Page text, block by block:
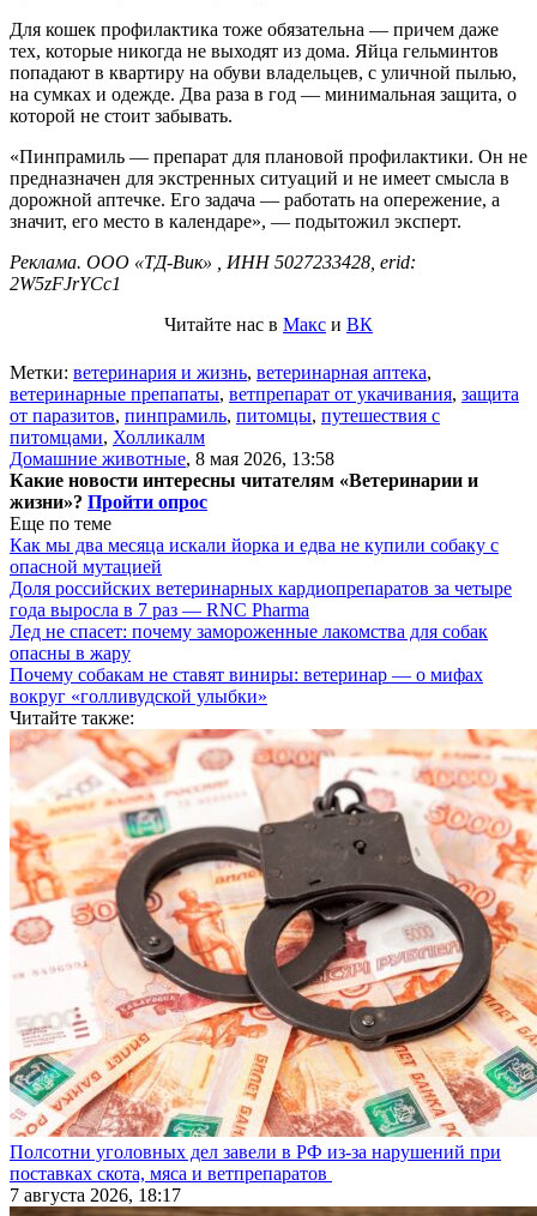
Для кошек профилактика тоже обязательна — причем даже
тех, которые никогда не выходят из дома. Яйца гельминтов
попадают в квартиру на обуви владельцев, с уличной пылью,
на сумках и одежде. Два раза в год — минимальная защита, о
которой не стоит забывать.
«Пинпрамиль — препарат для плановой профилактики. Он не
предназначен для экстренных ситуаций и не имеет смысла в
дорожной аптечке. Его задача — работать на опережение, а
значит, его место в календаре», — подытожил эксперт.
Реклама. ООО «ТД-Вик» , ИНН 5027233428, erid:
2W5zFJrYCc1
Читайте нас в Макс и ВК
Метки: ветеринария и жизнь, ветеринарная аптека,
ветеринарные препапаты, ветпрепарат от укачивания, защита
от паразитов, пинпрамиль, питомцы, путешествия с
питомцами, Холликалм
Домашние животные, 8 мая 2026, 13:58
Какие новости интересны читателям «Ветеринарии и
жизни»? Пройти опрос
Еще по теме
Как мы два месяца искали йорка и едва не купили собаку с
опасной мутацией
Доля российских ветеринарных кардиопрепаратов за четыре
года выросла в 7 раз — RNC Pharma
Лед не спасет: почему замороженные лакомства для собак
опасны в жару
Почему собакам не ставят виниры: ветеринар — о мифах
вокруг «голливудской улыбки»
Читайте также:
Полсотни уголовных дел завели в РФ из-за нарушений при
поставках скота, мяса и ветпрепаратов
7 августа 2026, 18:17